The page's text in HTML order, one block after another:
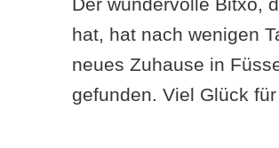
hat, hat nach wenigen
neues Zuhause in
gefunden. Viel Glück